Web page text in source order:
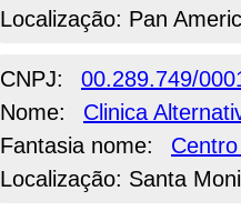
Localização: Pan
CNPJ: 00.289.749/
Nome:
Clinica
Fantasia nome:
Localização: Santa